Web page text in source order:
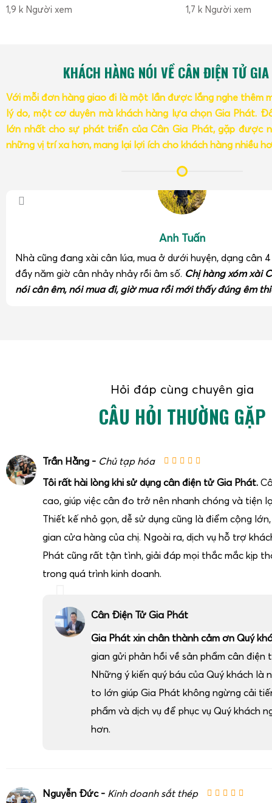
1,9 k Người xem 1,7 k Người xem
KHÁCH HÀNG NÓI VỀ CÂN ĐIỆN TỬ
Với mỗi đơn hàng giao đi là một lần được lắng nghe thêm
lý do, một cơ duyên mà khách hàng lựa chọn Gia Phát.
lớn nhất cho sự phát triển của Cân Gia Phát, gặp được
những vị trí xa hơn, mang lại lợi ích cho khách hàng nhiều
Anh Tuấn
Nhà cũng đang xài cân lúa, mua ở dưới huyện, dạng cân
đầy năm giờ cân nhảy nhảy rồi âm số. Chị hàng xóm xài
nói cân êm, nói mua đi, giờ mua rồi mới thấy đúng êm
Hỏi đáp cùng chuyên gia
CÂU HỎI THƯỜNG GẶP
Trần Hằng - Chủ tạp hóa
Tôi rất hài lòng khi sử dụng cân điện tử Gia Phát.
cao, giúp việc cân đo trở nên nhanh chóng và tiện
Thiết kế nhỏ gọn, dễ sử dụng cũng là điểm cộng
gian cửa hàng của chị. Ngoài ra, dịch vụ hỗ trợ
Phát cũng rất tận tình, giải đáp mọi thắc mắc kịp
trong quá trình kinh doanh.
Cân Điện Tử Gia Phát
Gia Phát xin chân thành cảm ơn Quý
gian gửi phản hồi về sản phẩm cân điện
Những ý kiến quý báu của Quý khách là
to lớn giúp Gia Phát không ngừng cải
phẩm và dịch vụ để phục vụ Quý khách
hơn.
Nguyễn Đức - Kinh doanh sắt thép